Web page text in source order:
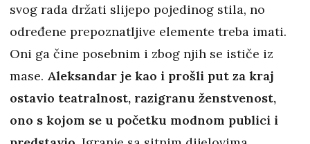
svog rada držati slijepo pojedinog stila, no
određene prepoznatljive elemente treba imati.
Oni ga čine posebnim i zbog njih se ističe iz
mase. Aleksandar je kao i prošli put za kraj
ostavio teatralnost, razigranu ženstvenost,
ono s kojom se u početku modnom publici i